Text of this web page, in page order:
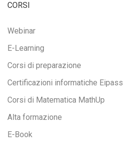
CORSI
Webinar
E-Learning
Corsi di preparazione
Certificazioni informatiche Eipass
Corsi di Matematica MathUp
Alta formazione
E-Book